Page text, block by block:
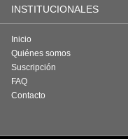
INSTITUCIONALES
Inicio
Quiénes somos
Suscripción
FAQ
Contacto